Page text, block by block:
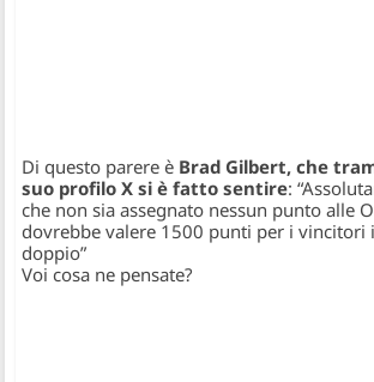
Di questo parere è Brad Gilbert, che
suo profilo X si è fatto sentire:
che non sia assegnato nessun punto alle
dovrebbe valere 1500 punti per i vincitori
doppio”
Voi cosa ne pensate?